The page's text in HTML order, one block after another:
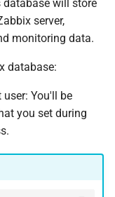
will store
server,
monitoring data.
database:
You'll be
you set during